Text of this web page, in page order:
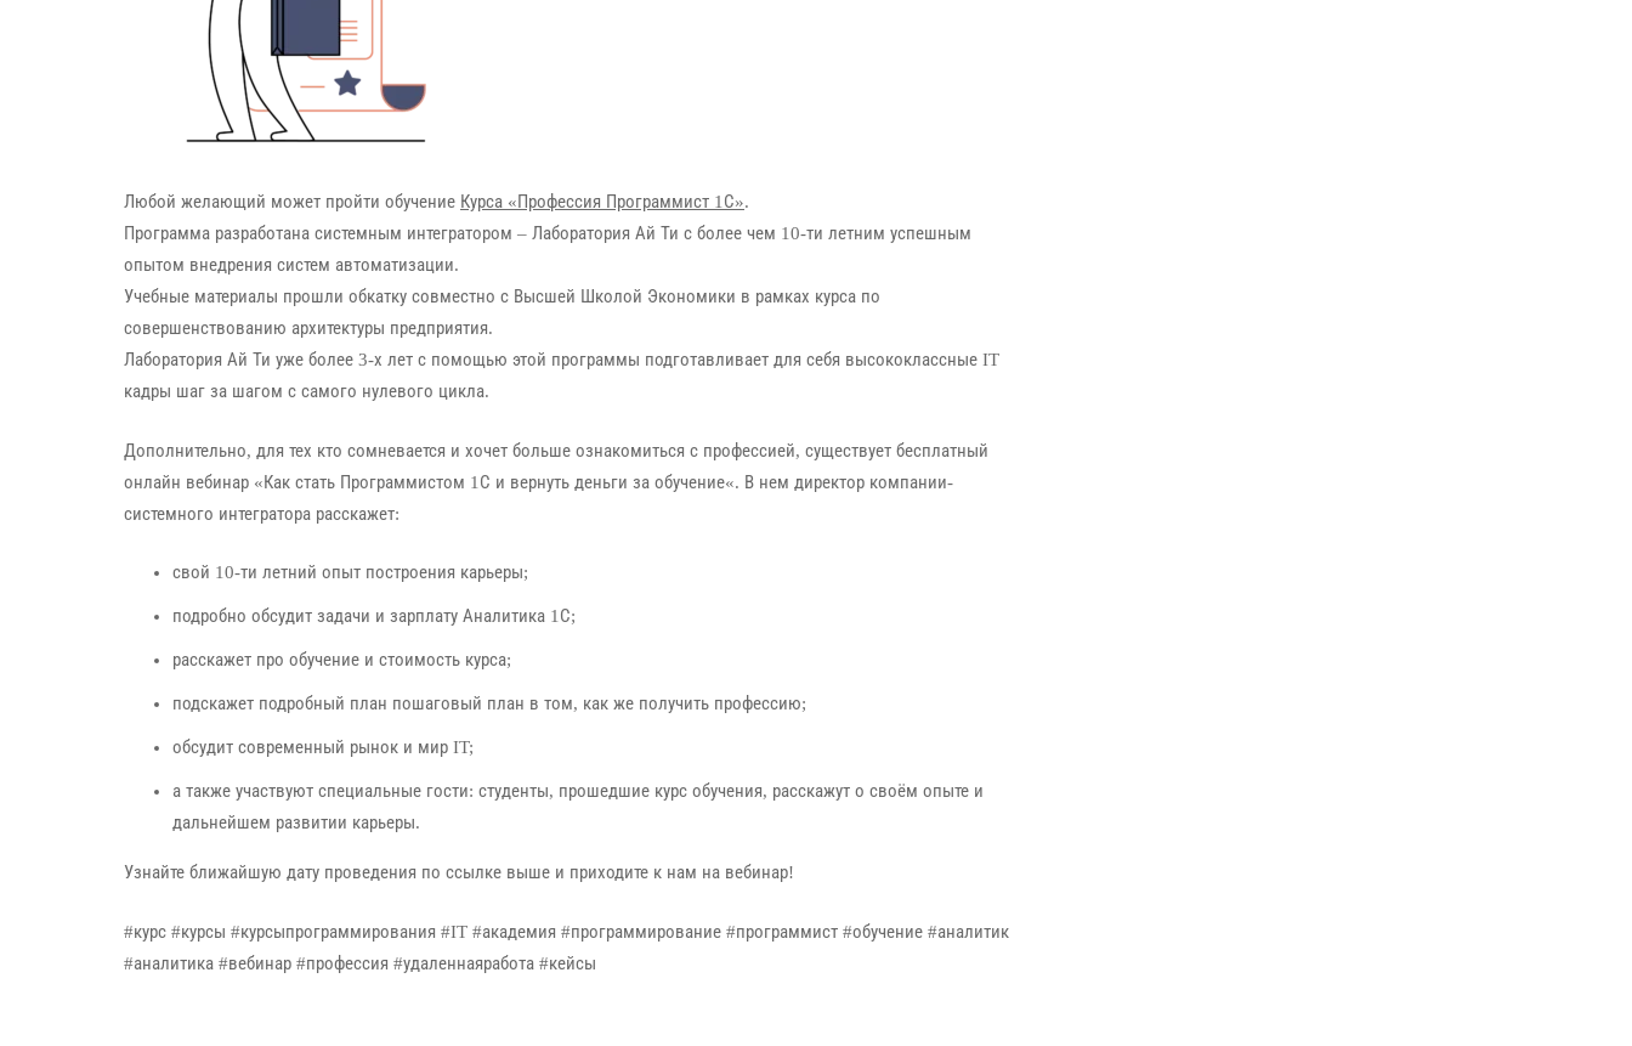
Любой желающий может пройти обучение Курса «Профессия Программист 1С».
Программа разработана системным интегратором – Лаборатория Ай Ти с более чем 10-ти летним успешным
опытом внедрения систем автоматизации.
Учебные материалы прошли обкатку совместно с Высшей Школой Экономики в рамках курса по
совершенствованию архитектуры предприятия.
Лаборатория Ай Ти уже более 3-х лет с помощью этой программы подготавливает для себя высококлассные IT
кадры шаг за шагом с самого нулевого цикла.
Дополнительно, для тех кто сомневается и хочет больше ознакомиться с профессией, существует бесплатный
онлайн вебинар «Как стать Программистом 1С и вернуть деньги за обучение«. В нем директор компании-
системного интегратора расскажет:
свой 10-ти летний опыт построения карьеры;
подробно обсудит задачи и зарплату Аналитика 1С;
расскажет про обучение и стоимость курса;
подскажет подробный план пошаговый план в том, как же получить профессию;
обсудит современный рынок и мир IT;
а также участвуют специальные гости: студенты, прошедшие курс обучения, расскажут о своём опыте и
дальнейшем развитии карьеры.
Узнайте ближайшую дату проведения по ссылке выше и приходите к нам на вебинар!
#курс #курсы #курсыпрограммирования #IT #академия #программирование #программист #обучение #аналитик
#аналитика #вебинар #профессия #удаленнаяработа #кейсы